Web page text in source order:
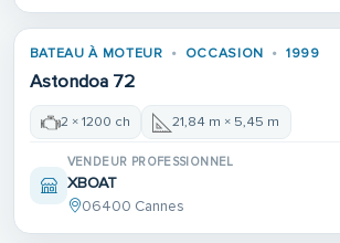
BATEAU À MOTEUR OCCASION 1999
Astondoa 72
2 × 1200 ch 21,84 m × 5,45 m
VENDEUR PROFESSIONNEL
XBOAT
06400 Cannes